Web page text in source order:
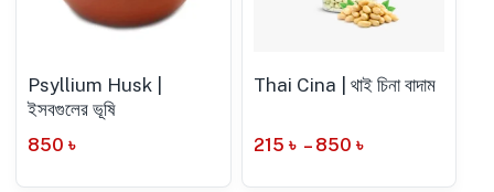
Psyllium Husk |
ইসবগুলের ভূষি
850 ৳
Thai Cina | থাই চিনা বাদাম
215 ৳ – 850 ৳